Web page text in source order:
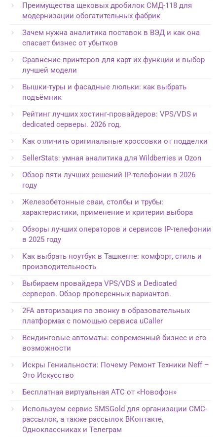
Преимущества щековых дробилок СМД-118 для
модернизации обогатительных фабрик
Зачем нужна аналитика поставок в ВЭД и как она
спасает бизнес от убытков
Сравнение принтеров для карт их функции и выбор
лучшей модели
Вышки-туры и фасадные люльки: как выбрать
подъёмник
Рейтинг лучших хостинг-провайдеров: VPS/VDS и
dedicated серверы. 2026 год.
Как отличить оригинальные кроссовки от подделки
SellerStats: умная аналитика для Wildberries и Ozon
Обзор пяти лучших решений IP-телефонии в 2026
году
Железобетонные сваи, столбы и трубы:
характеристики, применение и критерии выбора
Обзоры лучших операторов и сервисов IP-телефонии
в 2025 году
Как выбрать ноутбук в Ташкенте: комфорт, стиль и
производительность
Выбираем провайдера VPS/VDS и Dedicated
серверов. Обзор проверенных вариантов.
2FA авторизация по звонку в образовательных
платформах с помощью сервиса uCaller
Вендинговые автоматы: современный бизнес и его
возможности
Искры Гениальности: Почему Ремонт Техники Neff –
Это Искусство
Бесплатная виртуальная АТС от «Новофон»
Используем сервис SMSGold для организации СМС-
рассылок, а также рассылок ВКонтакте,
Одноклассниках и Телеграм